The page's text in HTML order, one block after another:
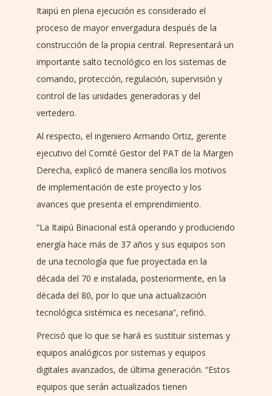
Itaipú en plena ejecución es considerado el
proceso de mayor envergadura después de la
construcción de la propia central. Representará un
importante salto tecnológico en los sistemas de
comando, protección, regulación, supervisión y
control de las unidades generadoras y del
vertedero.
Al respecto, el ingeniero Armando Ortiz, gerente
ejecutivo del Comité Gestor del PAT de la Margen
Derecha, explicó de manera sencilla los motivos
de implementación de este proyecto y los
avances que presenta el emprendimiento.
“La Itaipú Binacional está operando y produciendo
energía hace más de 37 años y sus equipos son
de una tecnología que fue proyectada en la
década del 70 e instalada, posteriormente, en la
década del 80, por lo que una actualización
tecnológica sistémica es necesaria”, refirió.
Precisó que lo que se hará es sustituir sistemas y
equipos analógicos por sistemas y equipos
digitales avanzados, de última generación. “Estos
equipos que serán actualizados tienen